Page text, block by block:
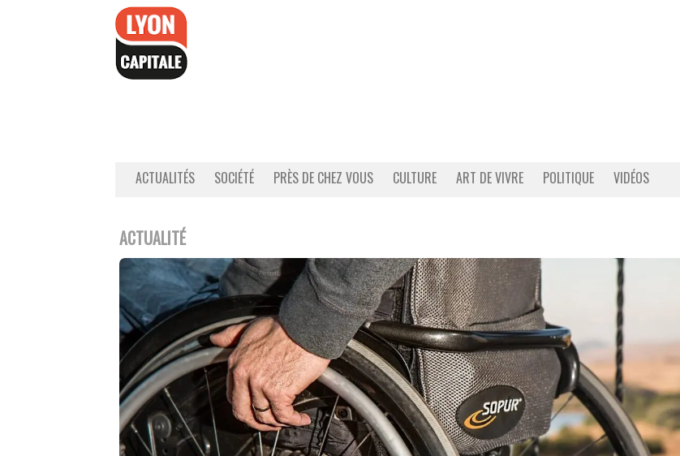
ACTUALITÉS SOCIÉTÉ PRÈS DE CHEZ VOUS CULTURE ART DE VIVRE POLITIQUE VIDÉOS
ACTUALITÉ